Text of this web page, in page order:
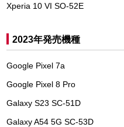
Xperia 10 VI SO-52E
2023年発売機種
Google Pixel 7a
Google Pixel 8 Pro
Galaxy S23 SC-51D
Galaxy A54 5G SC-53D